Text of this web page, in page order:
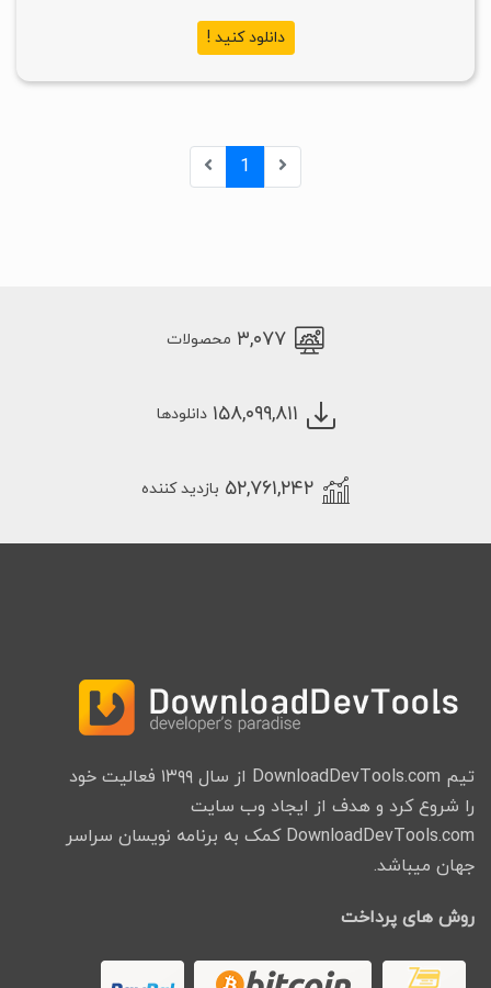
دانلود کنید !
1
۳,۰۷۷ محصولات
۱۵۸,۰۹۹,۸۱۱ دانلودها
۵۲,۷۶۱,۲۴۲ بازدید کننده
تیم DownloadDevTools.com از سال ۱۳۹۹ فعالیت خود
را شروع کرد و هدف از ایجاد وب سایت
DownloadDevTools.com کمک به برنامه نویسان سراسر
جهان میباشد.
روش های پرداخت